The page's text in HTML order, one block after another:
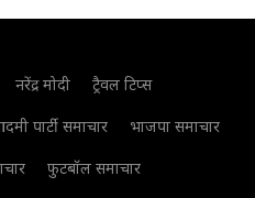
नरेंद्र मोदी
ट्रैवल टिप्स
पार्टी समाचार
भाजपा समाचार
फुटबॉल समाचार